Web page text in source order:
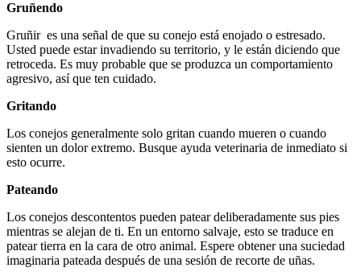
Gruñendo
Gruñir es una señal de que su conejo está enojado o estresado.
Usted puede estar invadiendo su territorio, y le están diciendo que
retroceda. Es muy probable que se produzca un comportamiento
agresivo, así que ten cuidado.
Gritando
Los conejos generalmente solo gritan cuando mueren o cuando
sienten un dolor extremo. Busque ayuda veterinaria de inmediato si
esto ocurre.
Pateando
Los conejos descontentos pueden patear deliberadamente sus pies
mientras se alejan de ti. En un entorno salvaje, esto se traduce en
patear tierra en la cara de otro animal. Espere obtener una suciedad
imaginaria pateada después de una sesión de recorte de uñas.